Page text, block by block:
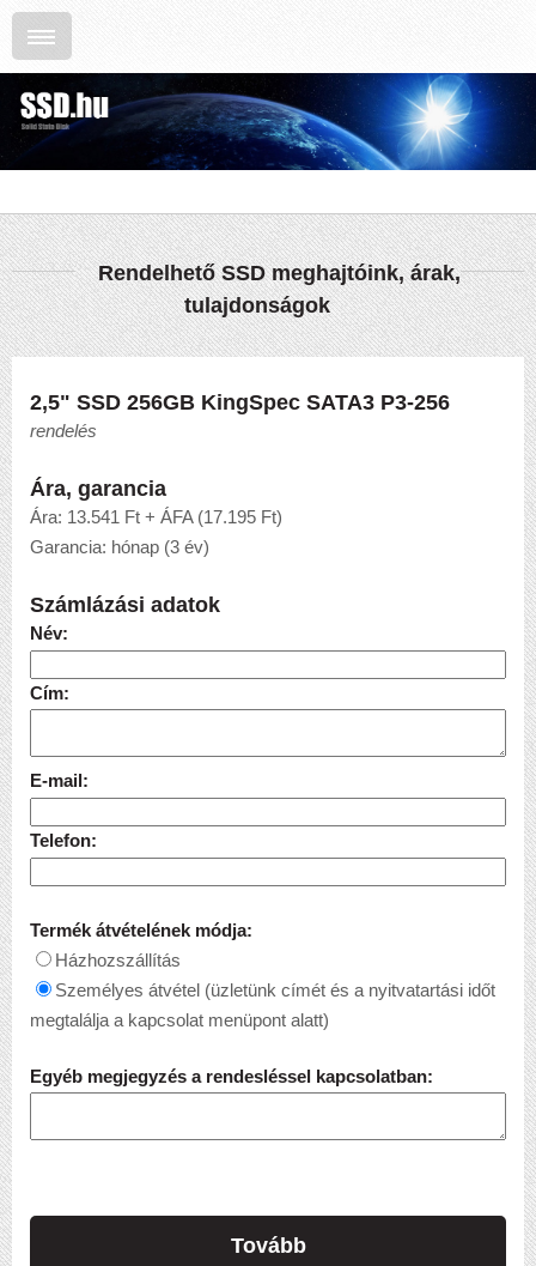
Rendelhető SSD meghajtóink, árak,
tulajdonságok
2,5" SSD 256GB KingSpec SATA3 P3-256
rendelés
Ára, garancia
Ára: 13.541 Ft + ÁFA (17.195 Ft)
Garancia: hónap (3 év)
Számlázási adatok
Név:
Cím:
E-mail:
Telefon:
Termék átvételének módja:
Házhozszállítás
Személyes átvétel (üzletünk címét és a nyitvatartási időt
megtalálja a kapcsolat menüpont alatt)
Egyéb megjegyzés a rendesléssel kapcsolatban:
Tovább